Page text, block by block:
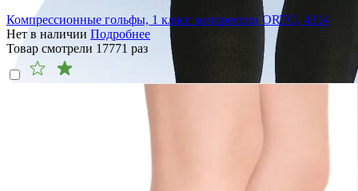
Компрессионные гольфы, 1 класс компрессии ORTO, 4314
Нет в наличии Подробнее
Товар смотрели 17771 раз